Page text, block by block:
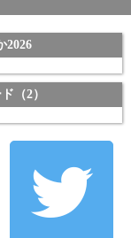
2026
（2）